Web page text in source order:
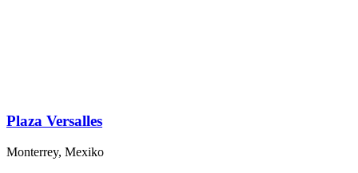
Plaza Versalles
Monterrey, Mexiko